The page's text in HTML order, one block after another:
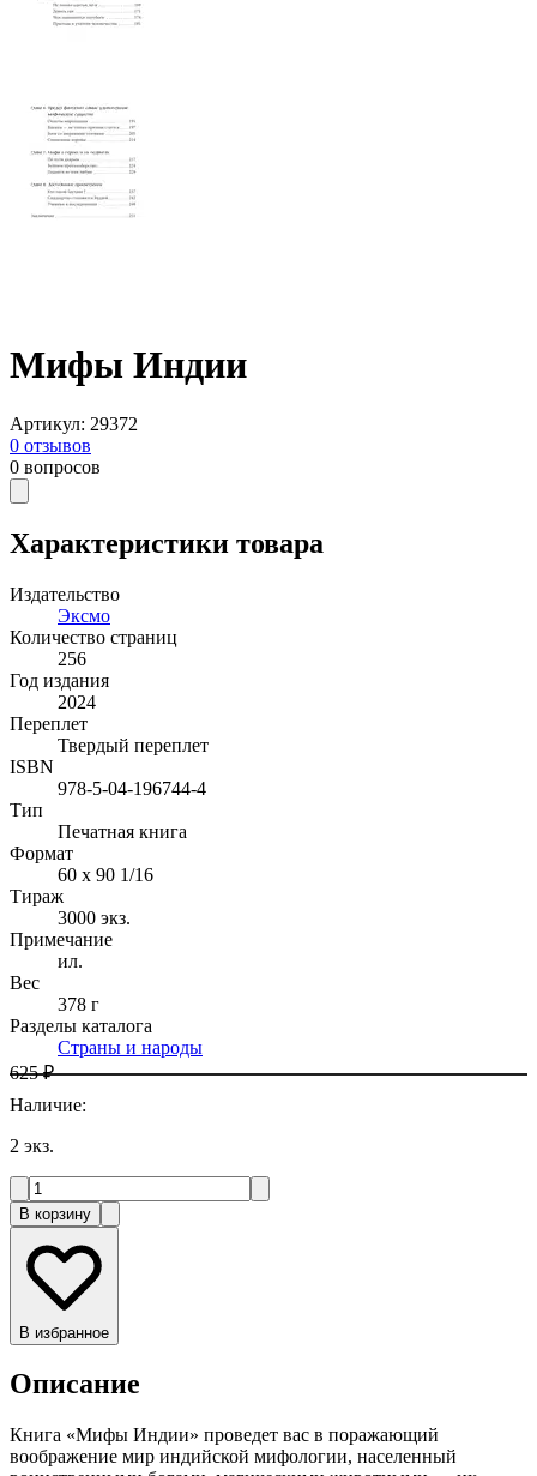
Мифы Индии
Артикул: 29372
0 отзывов
0 вопросов
Характеристики товара
Издательство
Эксмо
Количество страниц
256
Год издания
2024
Переплет
Твердый переплет
ISBN
978-5-04-196744-4
Тип
Печатная книга
Формат
60 x 90 1/16
Тираж
3000 экз.
Примечание
ил.
Вес
378 г
Разделы каталога
Страны и народы
625 ₽
Наличие:
2 экз.
В корзину
В избранное
Описание
Книга «Мифы Индии» проведет вас в поражающий
воображение мир индийской мифологии, населенный